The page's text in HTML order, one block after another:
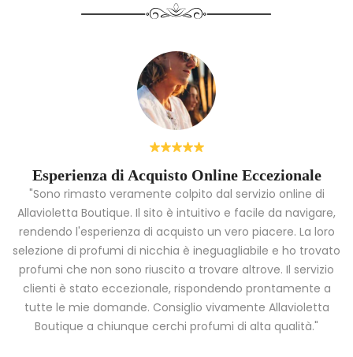
Esperienza di Acquisto Online Eccezionale
"Sono rimasto veramente colpito dal servizio online di
Allavioletta Boutique. Il sito è intuitivo e facile da navigare,
rendendo l'esperienza di acquisto un vero piacere. La loro
selezione di profumi di nicchia è ineguagliabile e ho trovato
profumi che non sono riuscito a trovare altrove. Il servizio
clienti è stato eccezionale, rispondendo prontamente a
tutte le mie domande. Consiglio vivamente Allavioletta
Boutique a chiunque cerchi profumi di alta qualità."